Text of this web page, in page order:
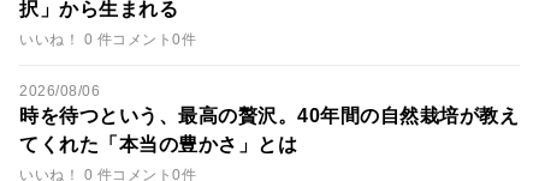
択」から生まれる
いいね！ 0 件コメント0件
2026/08/06
時を待つという、最高の贅沢。40年間の自然栽培が教え
てくれた「本当の豊かさ」とは
いいね！ 0 件コメント0件